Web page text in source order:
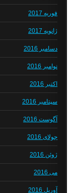
فوریه 2017
ژانویه 2017
دسامبر 2016
نوامبر 2016
اکتبر 2016
سپتامبر 2016
آگوست 2016
جولای 2016
ژوئن 2016
می 2016
آوریل 2016